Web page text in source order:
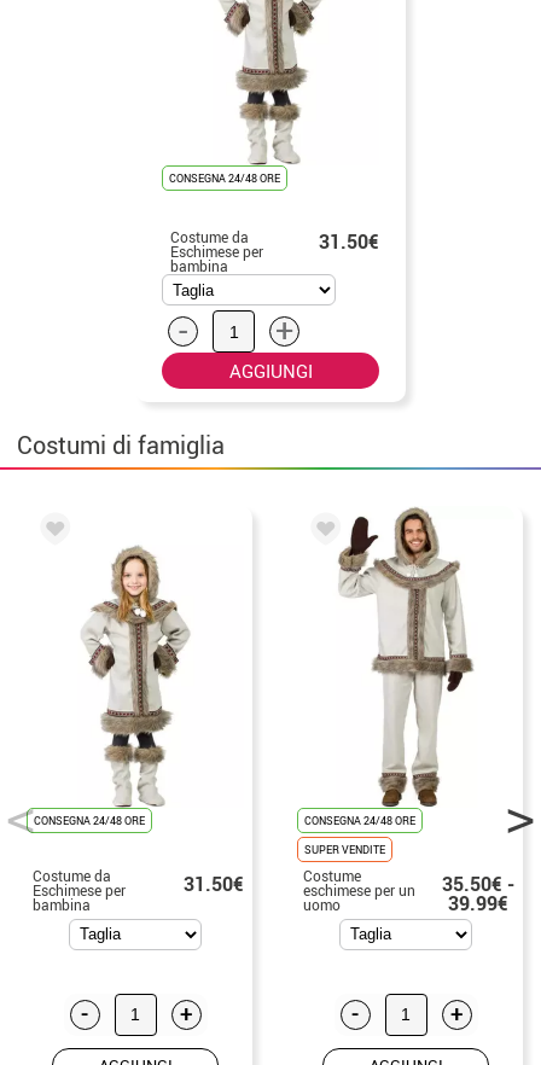
CONSEGNA 24/48 ORE
Costume da
Eschimese per
bambina
31.50€
- +
AGGIUNGI
Costumi di famiglia
CONSEGNA 24/48 ORE
Costume da
Eschimese per
bambina
31.50€
- +
CONSEGNA 24/48 ORE
SUPER VENDITE
Costume
eschimese per un
uomo
35.50€ -
39.99€
- +